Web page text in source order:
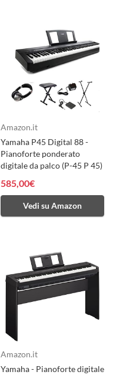
Amazon.it
Yamaha P45 Digital 88 -
Pianoforte ponderato
digitale da palco (P-45 P 45)
585,00€
Vedi su Amazon
Amazon.it
Yamaha - Pianoforte digitale